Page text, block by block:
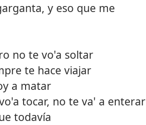
y eso que me
no te vo'a soltar
te hace viajar
a matar
tocar, no te va' a enterar
todavía